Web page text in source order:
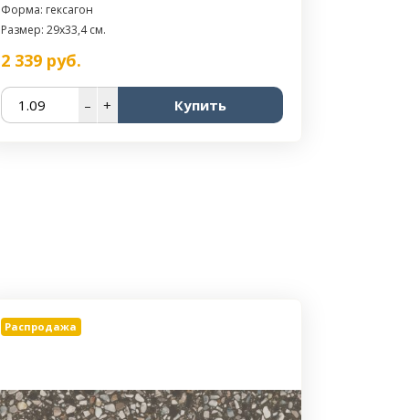
Форма: гексагон
Размер: 29x33,4 см.
2 339руб.
– + Купить
Распродажа